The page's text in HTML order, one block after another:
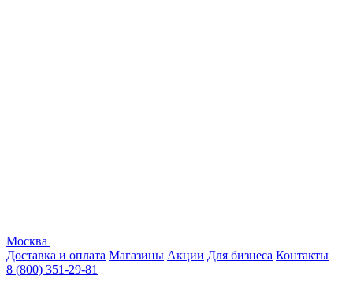
Москва
Доставка и оплата Магазины Акции Для бизнеса Контакты
8 (800) 351-29-81